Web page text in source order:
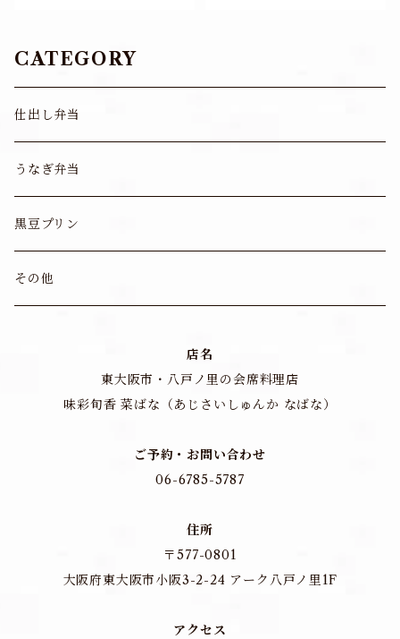
CATEGORY
仕出し弁当
うなぎ弁当
黒豆プリン
その他
店名
東大阪市・八戸ノ里の会席料理店
味彩旬香 菜ばな（あじさいしゅんか なばな）
ご予約・お問い合わせ
06-6785-5787
住所
〒577-0801
大阪府東大阪市小阪3-2-24 アーク八戸ノ里1F
アクセス